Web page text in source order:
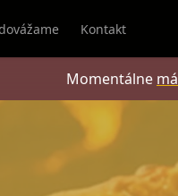
Kontakt
Momentálne